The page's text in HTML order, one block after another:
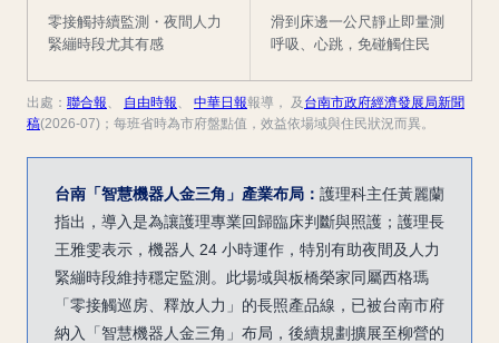
零接觸持續監測・夜間人力
緊繃時段尤其有感
滑到床邊一公尺靜止即量測
呼吸、心跳，免碰觸住民
出處： 聯合報 自由時報 中華日報報導， 及 台南市政府經濟發展局新聞
稿(2026-07)；每班省時為市府盤點值，效益依場域與住民狀況而異。
台南「智慧機器人金三角」產業布局： 護理科主任黃麗蘭
指出，導入是為讓護理專業回歸臨床判斷與照護；護理長
王雅雯表示，機器人 24 小時運作，特別有助夜間及人力
緊繃時段維持穩定監測。此場域與板橋榮家同屬西格瑪
「零接觸巡房、釋放人力」的長照產品線，已被台南市府
納入「智慧機器人金三角」布局，後續規劃擴展至柳營的